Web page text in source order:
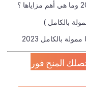
2023
المنح فور